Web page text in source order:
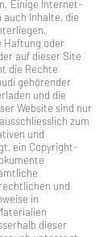
Einige Internet-
Inhalte, die
Haftung oder
auf dieser Site
die Rechte
gehörender
und die
Website sind nur
zum
und
ein Copyright-
und
in
dieser